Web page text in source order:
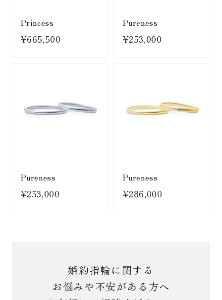
Princess
¥665,500
Pureness
¥253,000
Pureness
¥253,000
Pureness
¥286,000
婚約指輪に関する
お悩みや不安がある方へ